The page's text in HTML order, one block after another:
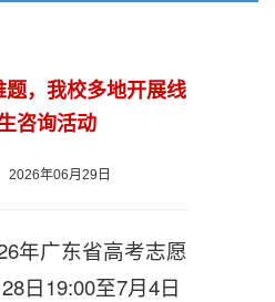
题，我校多地开展线
咨询活动
2026年06月29日
年广东省高考志愿
日19:00至7月4日